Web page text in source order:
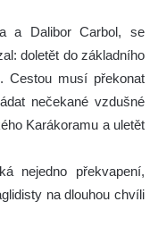
a Dalibor Carbol, se
doletět do základního
Cestou musí překonat
nečekané vzdušné
Karákoramu a uletět
nejedno překvapení,
na dlouhou chvíli